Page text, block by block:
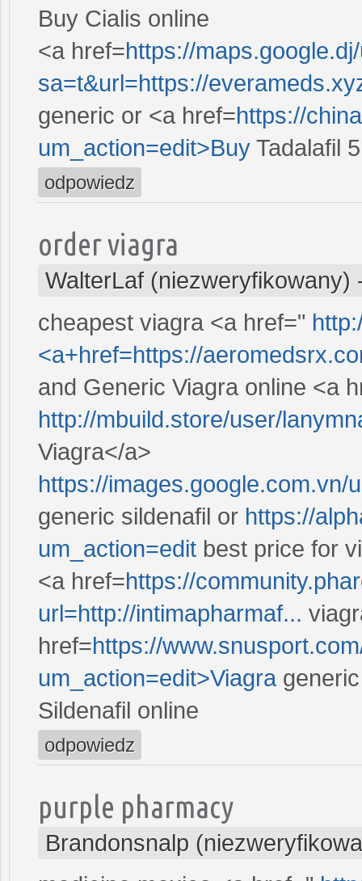
Buy Cialis online
<a href=https://
sa=t&url=https://
generic or <a href=https://
um_action=edit>Buy Tadalafil
odpowiedz
order viagra
WalterLaf (niezweryfikowany)
cheapest viagra <a href="
<a+href=https://
and Generic Viagra online <a
http://mbuild.store/user/
Viagra</a>
https://
generic sildenafil or https://
um_action=edit best price for
<a href=https://
url=http://intimapharmaf...
href=https://
um_action=edit>Viagra
Sildenafil online
odpowiedz
purple pharmacy
Brandonsnalp